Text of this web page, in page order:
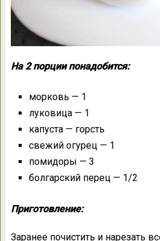
На 2 порции понадобится:
морковь — 1
луковица — 1
капуста — горсть
свежий огурец — 1
помидоры — 3
болгарский перец — 1/2
Приготовление:
Заранее почистить и нарезать